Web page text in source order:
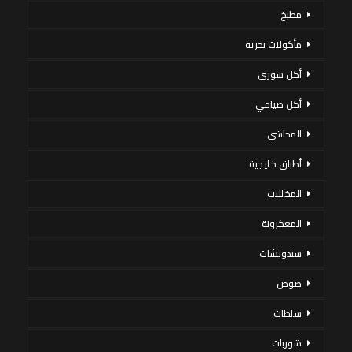
مطبخ
مأكولات بحرية
أكل سورى
أكل صيامي
المحاشي
أطباق خليجية
المخللات
المعكرونة
سندوتشات
صوص
سلطات
شوربات